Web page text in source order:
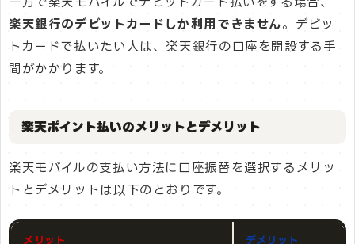
楽天銀行のデビットカードしか利用できません。デビッ
トカードで払いたい人は、楽天銀行の口座を開設する手
間がかかります。
楽天ポイント払いのメリットとデメリット
楽天モバイルの支払い方法に口座振替を選択するメリッ
トとデメリットは以下のとおりです。
メリット デメリット